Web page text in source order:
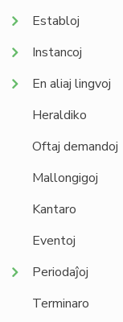
Establoj
Instancoj
En aliaj lingvoj
Heraldiko
Oftaj demandoj
Mallongigoj
Kantaro
Eventoj
Periodaĵoj
Terminaro